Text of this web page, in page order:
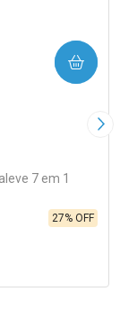
7 em 1
27% OFF
COMPRAR